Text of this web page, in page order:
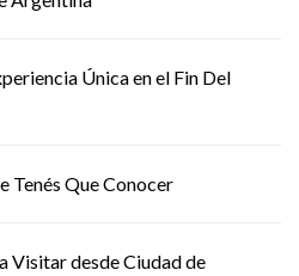
Única en el Fin Del
Tenés Que Conocer
Visitar desde Ciudad de